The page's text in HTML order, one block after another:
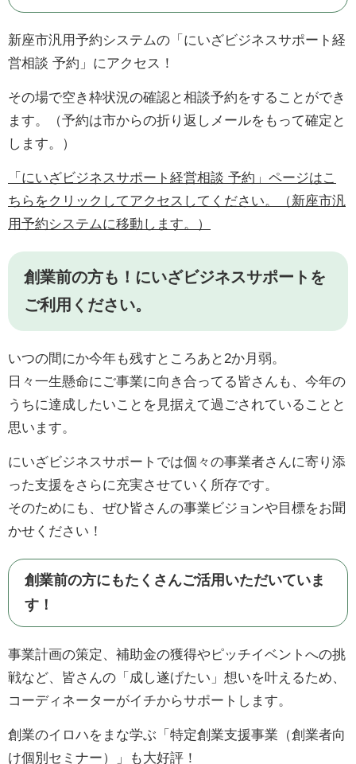
新座市汎用予約システムの「にいざビジネスサポート経
営相談 予約」にアクセス！
その場で空き枠状況の確認と相談予約をすることができ
ます。（予約は市からの折り返しメールをもって確定と
します。）
「にいざビジネスサポート経営相談 予約」ページはこ
ちらをクリックしてアクセスしてください。（新座市汎
用予約システムに移動します。）
創業前の方も！にいざビジネスサポートを
ご利用ください。
いつの間にか今年も残すところあと2か月弱。
日々一生懸命にご事業に向き合ってる皆さんも、今年の
うちに達成したいことを見据えて過ごされていることと
思います。
にいざビジネスサポートでは個々の事業者さんに寄り添
った支援をさらに充実させていく所存です。
そのためにも、ぜひ皆さんの事業ビジョンや目標をお聞
かせください！
創業前の方にもたくさんご活用いただいていま
す！
事業計画の策定、補助金の獲得やピッチイベントへの挑
戦など、皆さんの「成し遂げたい」想いを叶えるため、
コーディネーターがイチからサポートします。
創業のイロハをまな学ぶ「特定創業支援事業（創業者向
け個別セミナー）」も大好評！